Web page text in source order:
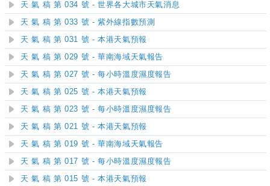
天 氣 稿 第 034 號 - 世界各大城市天氣消息
天 氣 稿 第 033 號 - 紫外線指數預測
天 氣 稿 第 031 號 - 本港天氣預報
天 氣 稿 第 029 號 - 華南海域天氣報告
天 氣 稿 第 027 號 - 每小時溫度濕度報告
天 氣 稿 第 025 號 - 本港天氣預報
天 氣 稿 第 023 號 - 每小時溫度濕度報告
天 氣 稿 第 021 號 - 本港天氣預報
天 氣 稿 第 019 號 - 華南海域天氣報告
天 氣 稿 第 017 號 - 每小時溫度濕度報告
天 氣 稿 第 015 號 - 本港天氣預報